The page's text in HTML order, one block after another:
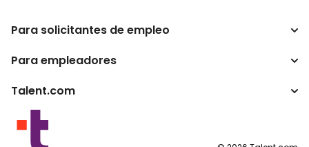
Para solicitantes de empleo
Buscador de trabajo
Conversor de salario
Para empleadores
Empresa
Programas para publishers
Talent.com
Otros países
Condiciones de uso